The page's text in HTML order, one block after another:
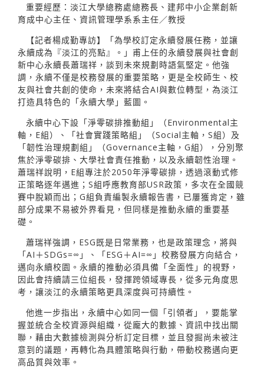
重要經歷：淡江大學總務處總務長、建邦中小企業創新
育成中心主任、資訊管理學系系主任／教授
【記者楊成勤專訪】「為學校訂定永續發展任務，並讓
永續成為『淡江的亮點』。」甫上任的永續發展與社會創
新中心永續長蕭瑞祥，談到未來規劃時語氣堅定。他強
調，永續不僅是校務發展的重要策略，更是全校師生、校
友與社會共創的使命，未來將結合AI與數位轉型，為淡江
打造具特色的「永續大學」藍圖。
永續中心下設「淨零碳排推動組」（Environmental主
軸，E組）、「社會實踐策略組」（Social主軸，S組）及
「韌性治理規劃組」（Governance主軸，G組），分別聚
焦於淨零碳排、大學社會責任推動，以及永續韌性治理。
蕭瑞祥說明，E組專注於2050年淨零碳排，透過滾動式修
正策略逐年邁進；S組呼應教育部USR政策，多次在全國競
賽中脫穎而出；G組負責編製永續報告書，已屢獲肯定，雖
部分成果不易被外界看見，但同樣是推動永續的重要基
礎。
蕭瑞祥強調，ESG既是日常業務，也是政策理念，將與
「AI＋SDGs=∞」、「ESG＋AI=∞」校務發展方向結合，
邁向永續校園。永續的推動必須具備「全面性」的視野，
因此會持續請三位組長，發揮跨領域專長，從多元角度思
考，讓淡江的永續策略更具深度與可持續性。
他進一步指出，永續中心如同一個「引領者」，要能掌
握並統合全校資源與組織，從龐大的數據、資訊中找出關
聯，藉由大數據檢測與分析訂定目標，並且發掘尚未被注
意到的議題，再轉化為具體策略與行動，帶動校務邁向更
高品質與效率。